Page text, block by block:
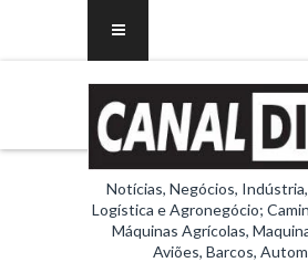
Notícias, Negócios,
Logística e Agronegócio;
Máquinas Agrícolas,
Aviões, Barcos,